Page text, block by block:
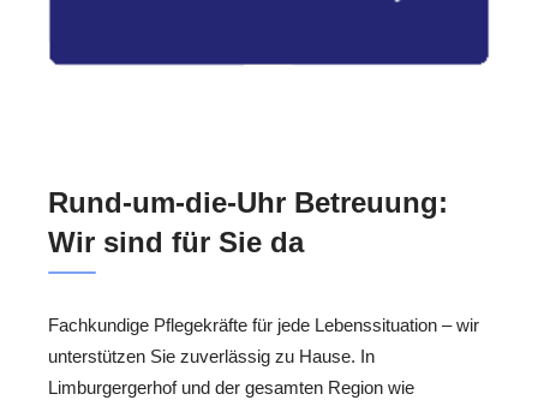
Rund-um-die-Uhr Betreuung:
Wir sind für Sie da
Fachkundige Pflegekräfte für jede Lebenssituation – wir
unterstützen Sie zuverlässig zu Hause. In
Limburgergerhof und der gesamten Region wie